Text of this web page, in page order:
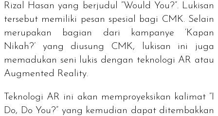
Rizal Hasan yang berjudul “Would You?”. Lukisan
tersebut memiliki pesan spesial bagi CMK. Selain
merupakan bagian dari kampanye ‘Kapan
Nikah?’ yang diusung CMK, lukisan ini juga
memadukan seni lukis dengan teknologi AR atau
Augmented Reality.
Teknologi AR ini akan memproyeksikan kalimat “
Do, Do You?” yang kemudian dapat ditembakkan